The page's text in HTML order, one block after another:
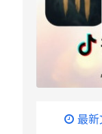
最新